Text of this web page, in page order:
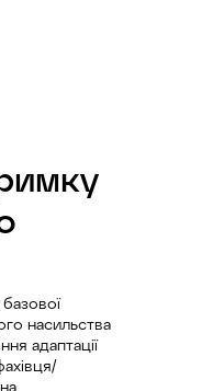
насильства
адаптації